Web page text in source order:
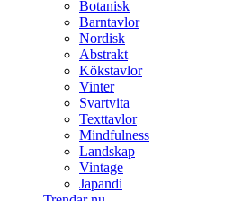
Botanisk
Barntavlor
Nordisk
Abstrakt
Kökstavlor
Vinter
Svartvita
Texttavlor
Mindfulness
Landskap
Vintage
Japandi